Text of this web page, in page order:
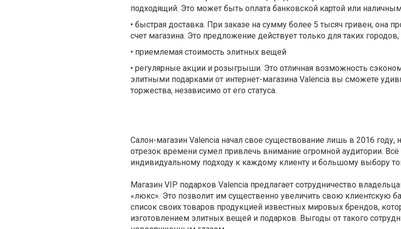
подходящий. Это может быть оплата банковской картой или
• быстрая доставка. При заказе на сумму более 5 тысяч гривен, она
счет магазина. Это предложение действует только для таких
• приемлемая стоимость элитных вещей
• регулярные акции и розыгрыши. Это отличная возможность
элитными подарками от интернет-магазина Valencia вы сможете
торжества, независимо от его статуса.
Салон-магазин Valencia начал свое существование лишь в 2016 году,
отрезок времени сумел привлечь внимание огромной аудитории. Всё
индивидуальному подходу к каждому клиенту и большому выбору
Магазин VIP подарков Valencia предлагает сотрудничество
«люкс». Это позволит им существенно увеличить свою клиентскую
список своих товаров продукцией известных мировых брендов,
изготовлением элитных вещей и подарков. Выгоды от такого